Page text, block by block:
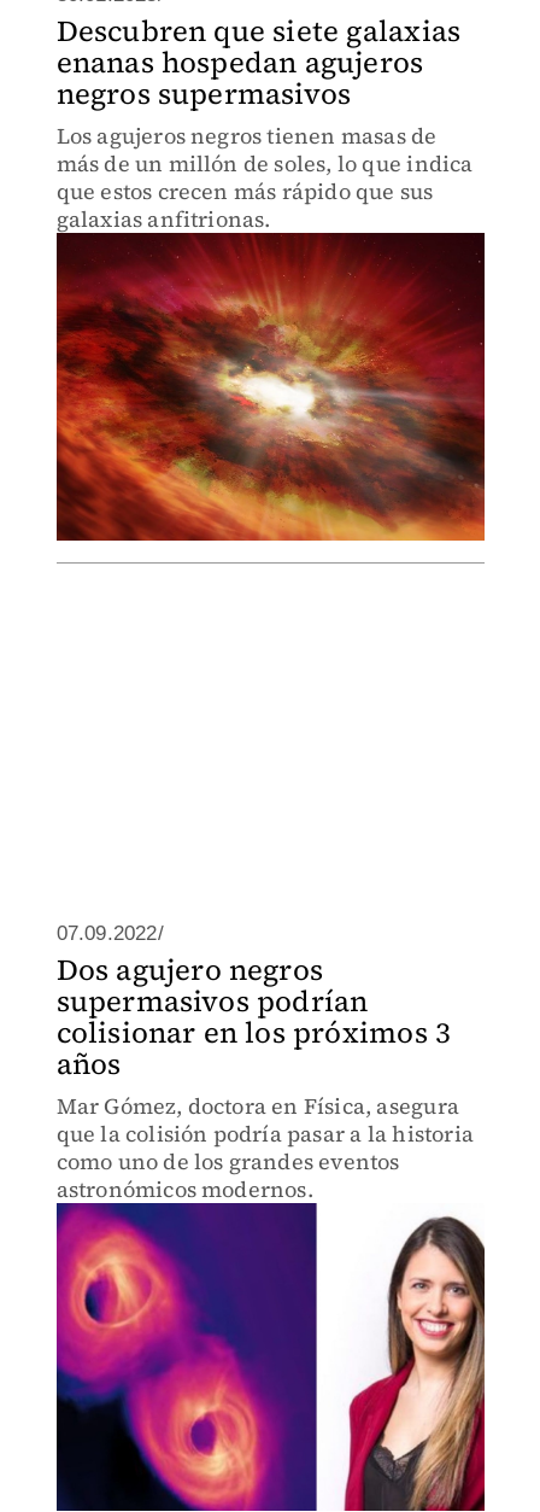
Descubren que siete galaxias
enanas hospedan agujeros
negros supermasivos
Los agujeros negros tienen masas de
más de un millón de soles, lo que indica
que estos crecen más rápido que sus
galaxias anfitrionas.
07.09.2022/
Dos agujero negros
supermasivos podrían
colisionar en los próximos 3
años
Mar Gómez, doctora en Física, asegura
que la colisión podría pasar a la historia
como uno de los grandes eventos
astronómicos modernos.